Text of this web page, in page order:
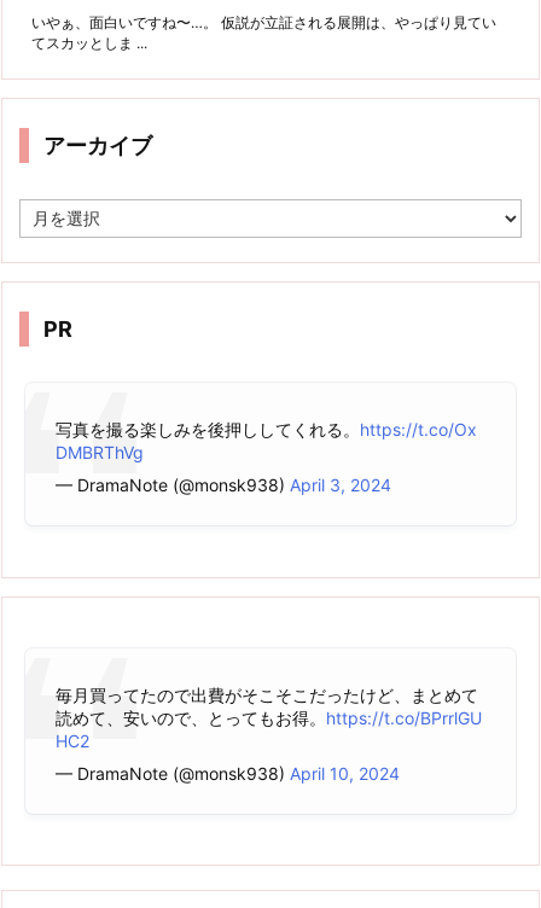
いやぁ、面白いですね〜…。 仮説が立証される展開は、やっぱり見てい
てスカッとしま ...
アーカイブ
ー
イ
PR
写真を撮る楽しみを後押ししてくれる。 https://t.co/Ox
DMBRThVg
— DramaNote (@monsk938) April 3, 2024
毎月買ってたので出費がそこそこだったけど、まとめて
読めて、安いので、とってもお得。 https://t.co/BPrrlGU
HC2
— DramaNote (@monsk938) April 10, 2024